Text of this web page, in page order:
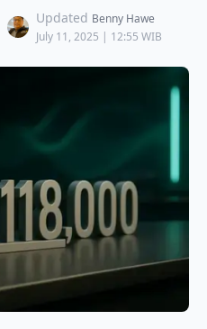
Updated Benny Hawe
July 11, 2025 | 12:55 WIB